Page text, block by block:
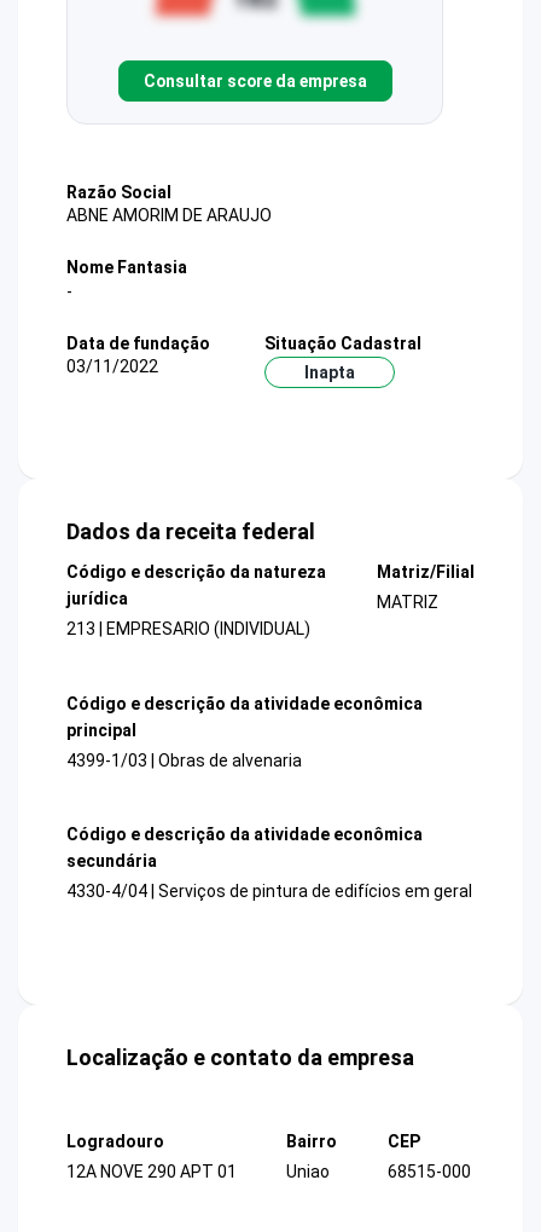
Consultar score da empresa
Razão Social
ABNE AMORIM DE ARAUJO
Nome Fantasia
-
Data de fundação
03/11/2022
Situação Cadastral
Inapta
Dados da receita federal
Código e descrição da natureza
jurídica
213 | EMPRESARIO (INDIVIDUAL)
Matriz/Filial
MATRIZ
Código e descrição da atividade econômica
principal
4399-1/03 | Obras de alvenaria
Código e descrição da atividade econômica
secundária
4330-4/04 | Serviços de pintura de edifícios em geral
Localização e contato da empresa
Logradouro
12A NOVE 290 APT 01
Bairro
Uniao
CEP
68515-000